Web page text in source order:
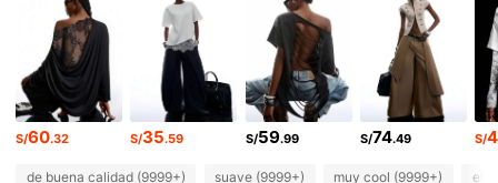
800K Seguidores
800K Seguidores
4.81 800K Seguidores
S/60.32 S/35.59 S/59.99 S/74.49 S/
de buena calidad (9999+) suave (9999+) muy cool (9999+)